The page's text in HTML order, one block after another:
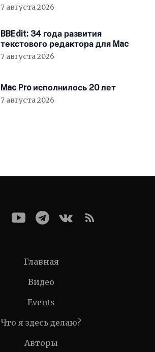
7 августа 2026
BBEdit: 34 года развития
текстового редактора для Mac
7 августа 2026
Mac Pro исполнилось 20 лет
7 августа 2026
Главная
Видео
Events
Что я здесь делаю?
Авторы